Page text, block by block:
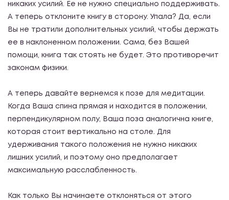
никаких усилий. Ее не нужно специально поддерживать.
А теперь отклоните книгу в сторону. Упала? Да, если
Вы не тратили дополнительных усилий, чтобы держать
ее в наклоненном положении. Сама, без Вашей
помощи, книга так стоять не будет. Это противоречит
законам физики.
А теперь давайте вернемся к позе для медитации.
Когда Ваша спина прямая и находится в положении,
перпендикулярном полу, Ваша поза аналогична книге,
которая стоит вертикально на столе. Для
удерживания такого положения не нужно никаких
лишних усилий, и поэтому оно предполагает
максимальную расслабленность.
Как только Вы начинаете отклоняться от этого